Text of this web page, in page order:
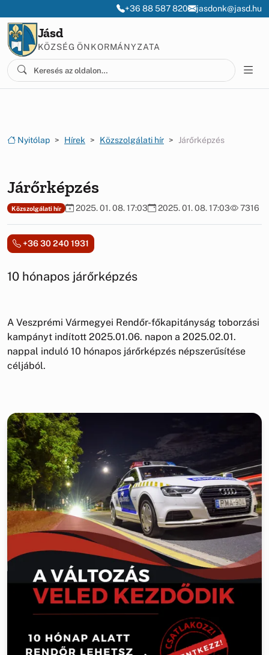
+36 88 587 820 jasdonk@jasd.hu
Jásd
KÖZSÉG ÖNKORMÁNYZATA
Nyitólap Hírek Közszolgálati hír Járőrképzés
Járőrképzés
Közszolgálati hír 2025. 01. 08. 17:03 2025. 01. 08. 17:03 7316
+36 30 240 1931
10 hónapos járőrképzés
A Veszprémi Vármegyei Rendőr-főkapitányság toborzási
kampányt indított 2025.01.06. napon a 2025.02.01.
nappal induló 10 hónapos járőrképzés népszerűsítése
céljából.